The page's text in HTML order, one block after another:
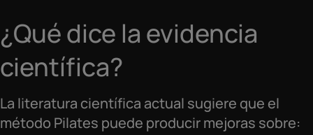
¿Qué dice la evidencia
científica?
La literatura científica actual sugiere que el
método Pilates puede producir mejoras sobre: